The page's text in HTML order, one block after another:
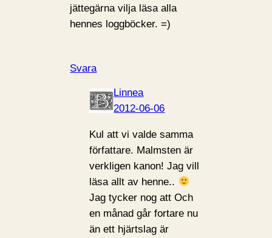
jättegärna vilja läsa alla
hennes loggböcker. =)
Svara
Linnea
2012-06-06
Kul att vi valde samma
författare. Malmsten är
verkligen kanon! Jag vill
läsa allt av henne..
Jag tycker nog att Och
en månad går fortare nu
än ett hjärtslag är